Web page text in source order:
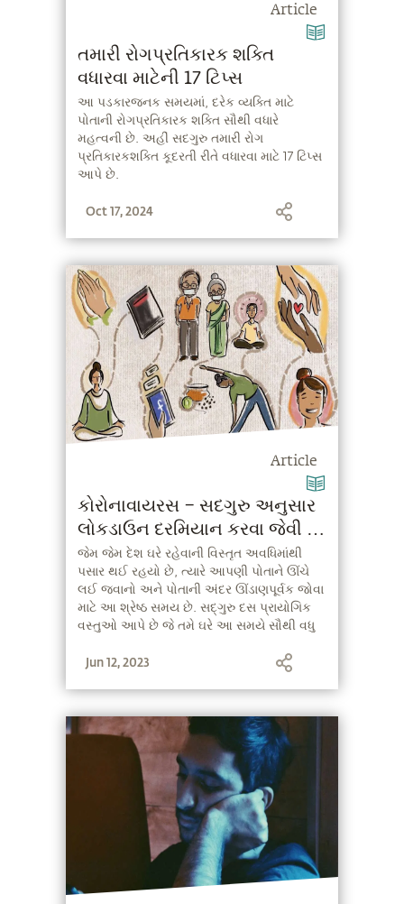
Article
તમારી રોગપ્રતિકારક શક્તિ
વધારવા માટેની 17 ટિપ્સ
આ પડકારજનક સમયમાં, દરેક વ્યક્તિ માટે
પોતાની રોગપ્રતિકારક શક્તિ સૌથી વધારે
મહત્વની છે. અહીં સદગુરુ તમારી રોગ
પ્રતિકારકશક્તિ કૂદરતી રીતે વધારવા માટે 17 ટિપ્સ
આપે છે.
Oct 17, 2024
Article
કોરોનાવાયરસ – સદગુરુ અનુસાર
લોકડાઉન દરમિયાન કરવા જેવી 10
વસ્તુઓ
જેમ જેમ દેશ ઘરે રહેવાની વિસ્તૃત અવધિમાંથી
પસાર થઈ રહયો છે, ત્યારે આપણી પોતાને ઊંચે
લઈ જવાનો અને પોતાની અંદર ઊંડાણપૂર્વક જોવા
માટે આ શ્રેષ્ઠ સમય છે. સદ્ગુરુ દસ પ્રાયોગિક
વસ્તુઓ આપે છે જે તમે ઘરે આ સમયે સૌથી વધુ
Jun 12, 2023